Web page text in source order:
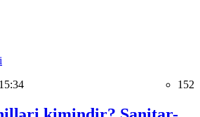
15:34 152